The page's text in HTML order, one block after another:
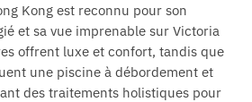
Kong est reconnu pour son
et sa vue imprenable sur Victoria
offrent luxe et confort, tandis que
une piscine à débordement et
des traitements holistiques pour